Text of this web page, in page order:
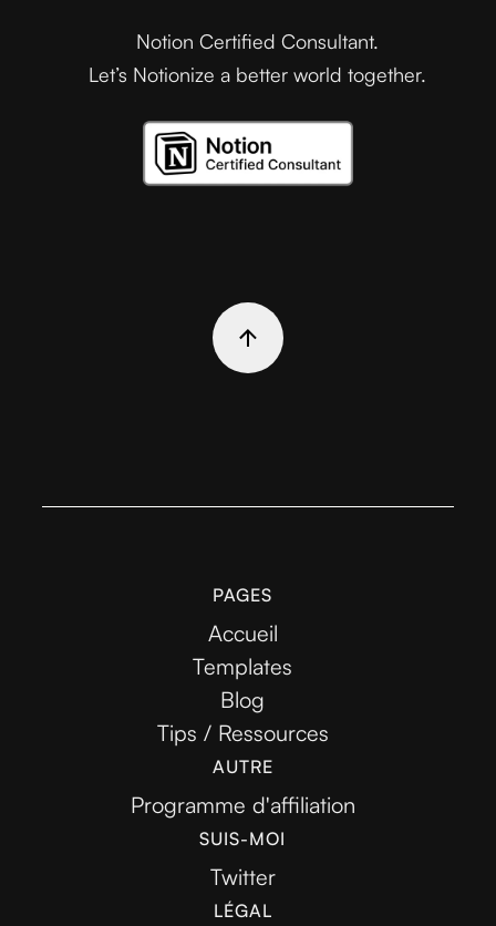
Notion Certified Consultant.
Let’s Notionize a better world together.
PAGES
Accueil
Templates
Blog
Tips / Ressources
AUTRE
Programme d'affiliation
SUIS-MOI
Twitter
LÉGAL